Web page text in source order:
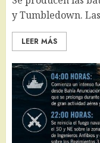
y Tumbledown.
LEER MÁS